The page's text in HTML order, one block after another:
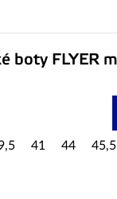
boty FLYER
41 44 45,5